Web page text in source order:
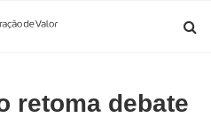
retoma debate